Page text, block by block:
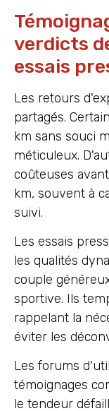
verdicts
essais
Les retours
partagés.
km sans souci
méticuleux.
coûteuses
km, souvent à
suivi.
Les essais
les qualités
couple
sportive. Ils
rappelant la
éviter les
Les forums
témoignages
le tendeur